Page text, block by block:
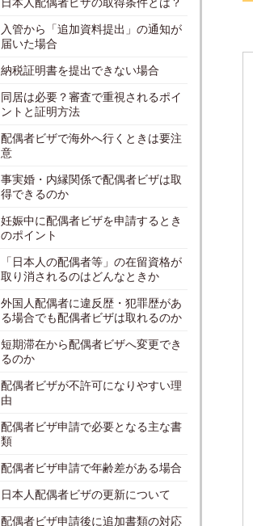
入管から「追加資料提出」の通知が
届いた場合
納税証明書を提出できない場合
同居は必要？審査で重視されるポイ
ントと証明方法
配偶者ビザで海外へ行くときは要注
意
事実婚・内縁関係で配偶者ビザは取
得できるのか
妊娠中に配偶者ビザを申請するとき
のポイント
「日本人の配偶者等」の在留資格が
取り消されるのはどんなときか
外国人配偶者に違反歴・犯罪歴があ
る場合でも配偶者ビザは取れるのか
短期滞在から配偶者ビザへ変更でき
るのか
配偶者ビザが不許可になりやすい理
由
配偶者ビザ申請で必要となる主な書
類
配偶者ビザ申請で年齢差がある場合
日本人配偶者ビザの更新について
配偶者ビザ申請後に追加書類の対応